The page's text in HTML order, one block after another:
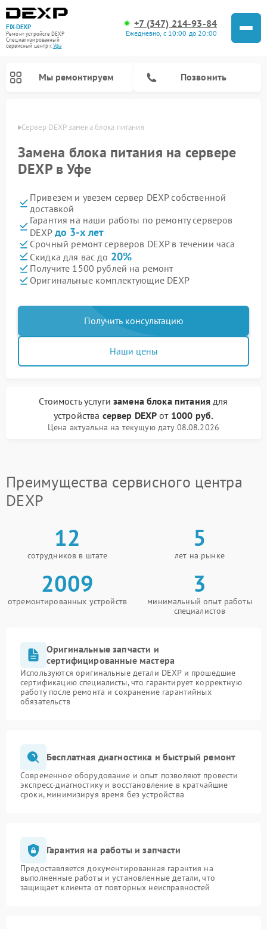
FIX-DEXP
Ремонт устройств DEXP
Специализированный
cервисный центр г.Уфа
+7 (347) 214-93-84
Ежедневно, с 10:00 до 20:00
Мы ремонтируем Позвонить
Сервер DEXP замена блока питания
Замена блока питания на сервере
DEXP в Уфе
Привезем и увезем сервер DEXP собственной
доставкой
Гарантия на наши работы по ремонту серверов
DEXP до 3-х лет
Срочный ремонт серверов DEXP в течении часа
Скидка для вас до 20%
Получите 1500 рублей на ремонт
Оригинальные комплектующие DEXP
Получить консультацию
Наши цены
Стоимость услуги замена блока питаниядля
устройства сервер DEXP от 1000 руб.
Цена актуальна на текущую дату 08.08.2026
Преимущества сервисного центра
DEXP
12
сотрудников в штате
5
лет на рынке
2009
отремонтированных устройств
3
минимальный опыт работы
специалистов
Оригинальные запчасти и
сертифицированные мастера
Используются оригинальные детали DEXP и прошедшие
сертификацию специалисты, что гарантирует корректную
работу после ремонта и сохранение гарантийных
обязательств
Бесплатная диагностика и быстрый ремонт
Современное оборудование и опыт позволяют провести
экспресс-диагностику и восстановление в кратчайшие
сроки, минимизируя время без устройства
Гарантия на работы и запчасти
Предоставляется документированная гарантия на
выполненные работы и установленные детали, что
защищает клиента от повторных неисправностей